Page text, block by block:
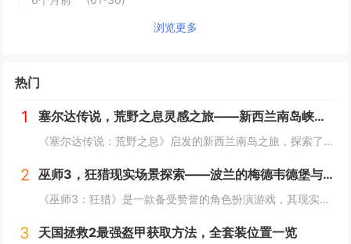
浏览更多
热门
1 塞尔达传说，荒野之息灵感之旅——新西兰南岛峡湾探秘与荒野生存体验
《塞尔达传说：荒野之息》启发的新西兰南岛之旅，探索了其壮丽的自然风光与荒野生存体验。在峡湾国家公园，你将亲历游戏般的奇妙景色，从镜面般的湖泊、雄伟的山脉到神秘的森林，每一处都仿佛是游戏中的场景再现。你可以参与野外生存活动，学习采集、搭建庇护...
2 巫师3，狂猎现实场景探索——波兰的梅德韦德堡与温特堡城堡的奇幻之旅
《巫师3：狂猎》是一款备受赞誉的角色扮演游戏，其现实中的灵感来源之一是波兰的梅德韦德堡和温特堡城堡。这两处地点以其独特的中世纪建筑风格和壮丽的自然风光，为游戏营造了奇幻而真实的背景。梅德韦德堡位于波兰南部，拥有悠久的历史和神秘氛围；而温特堡...
3 天国拯救2最强盔甲获取方法，全套装位置一览